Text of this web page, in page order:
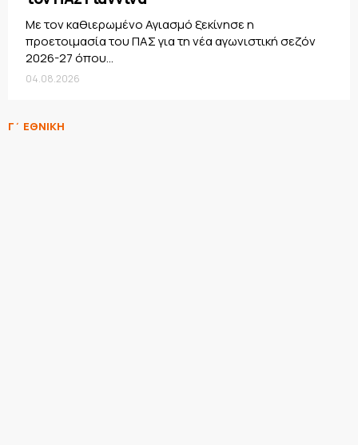
Με τον καθιερωμένο Αγιασμό ξεκίνησε η
προετοιμασία του ΠΑΣ για τη νέα αγωνιστική σεζόν
2026-27 όπου...
04.08.2026
Γ΄ ΕΘΝΙΚΗ